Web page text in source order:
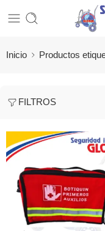
Inicio Productos
FILTROS